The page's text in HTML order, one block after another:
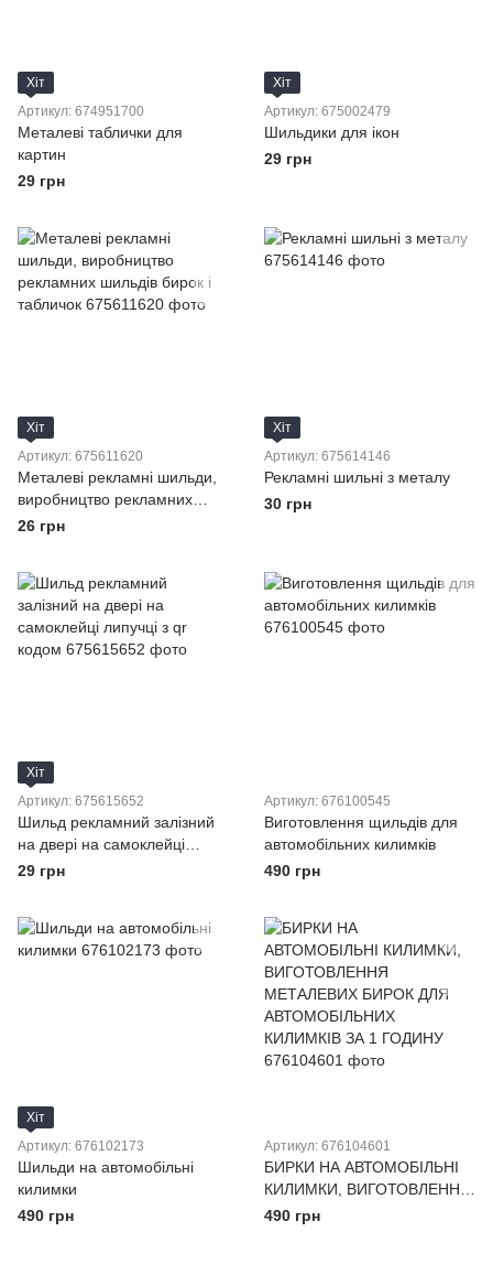
Хіт
Артикул: 674951700
Металеві таблички для
картин
29 грн
Хіт
Артикул: 675002479
Шильдики для ікон
29 грн
Хіт
Артикул: 675611620
Металеві рекламні шильди,
виробництво рекламних
шильдів бирок і табличок
26 грн
Хіт
Артикул: 675614146
Рекламні шильні з металу
30 грн
Хіт
Артикул: 675615652
Шильд рекламний залізний
на двері на самоклейці
липучці з qr кодом
29 грн
Артикул: 676100545
Виготовлення щильдів для
автомобільних килимків
490 грн
Хіт
Артикул: 676102173
Шильди на автомобільні
килимки
490 грн
Артикул: 676104601
БИРКИ НА АВТОМОБІЛЬНІ
КИЛИМКИ, ВИГОТОВЛЕННЯ
МЕТАЛЕВИХ БИРОК ДЛЯ
490 грн